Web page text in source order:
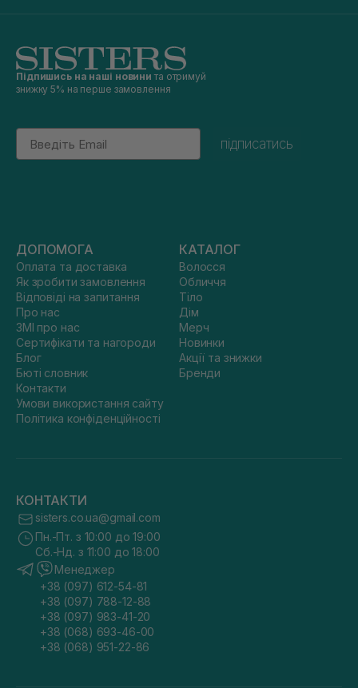
Підпишись на наші новини та отримуй
знижку 5% на перше замовлення
Email
підписатись
ДОПОМОГА
Оплата та доставка
Як зробити замовлення
Відповіді на запитання
Про нас
ЗМІ про нас
Сертифікати та нагороди
Блог
Бюті словник
Контакти
Умови використання сайту
Політика конфіденційності
КАТАЛОГ
Волосся
Обличчя
Тіло
Дім
Мерч
Новинки
Акції та знижки
Бренди
КОНТАКТИ
sisters.co.ua@gmail.com
Пн.-Пт. з 10:00 до 19:00
Сб.-Нд. з 11:00 до 18:00
Менеджер
+38 (097) 612-54-81
+38 (097) 788-12-88
+38 (097) 983-41-20
+38 (068) 693-46-00
+38 (068) 951-22-86